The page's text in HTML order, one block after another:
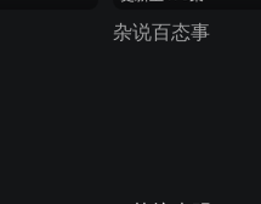
杂说百态事